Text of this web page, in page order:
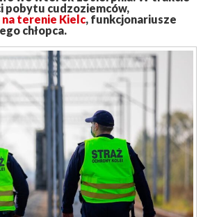
pobytu cudzoziemców,
na terenie Kielc, funkcjonariusze
chłopca.